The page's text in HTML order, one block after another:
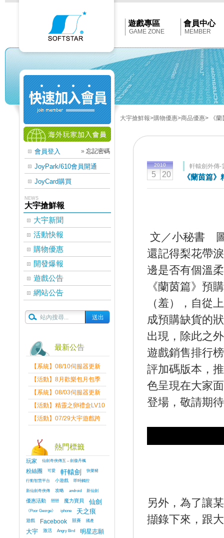
Softstar
遊戲專區
GAME ZONE
會員中心
MEMBER
會員登入 » 忘記密碼
JoyPark/610會員開通
JoyCard購買
NEWS
大宇搶鮮報
大宇新聞
活動快報
購物優惠
開發爆報
遊戲公告
網站公告
最新公告
【系統】08/10伺服器更新
維護公告
【活動】8月歡樂包月包季
送
【系統】08/03伺服器更新
維護公告
【活動】精靈之卵禮盒LV10
限量發送中
【活動】07/29大宇遊戲跨
熱門標籤
玩家 仙劍奇俠傳五 – 劍傲丹楓
粉絲團 可愛 軒轅劍
快樂豬
行動智慧平台
小遊戲
即時觸控
新仙劍奇俠傳
攻略 android 新仙劍
優惠活動 戀戀 魔力寶貝 仙劍
《Poor George》 iphone 天之痕
遊戲 Facebook 競賽 國產
大宇 激活 Angry Bird 明星志願
大宇搶鮮報>購物優惠>商品優惠> 《蘭
2010
5 20
軒轅劍外傳-
《蘭茵篇
文／小秘書
還記得梨花帶
邊是否有個溫
《蘭茵篇》預
（羞），自從
成預購缺貨的
出現，除此之
遊戲銷售排行
評加碼版本，
色呈現在大家
登場，敬請期
另外，為了讓
擷錄下來，跟